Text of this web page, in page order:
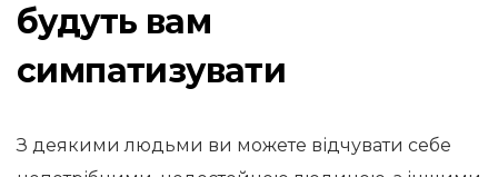
будуть вам
симпатизувати
З деякими людьми ви можете відчувати себе